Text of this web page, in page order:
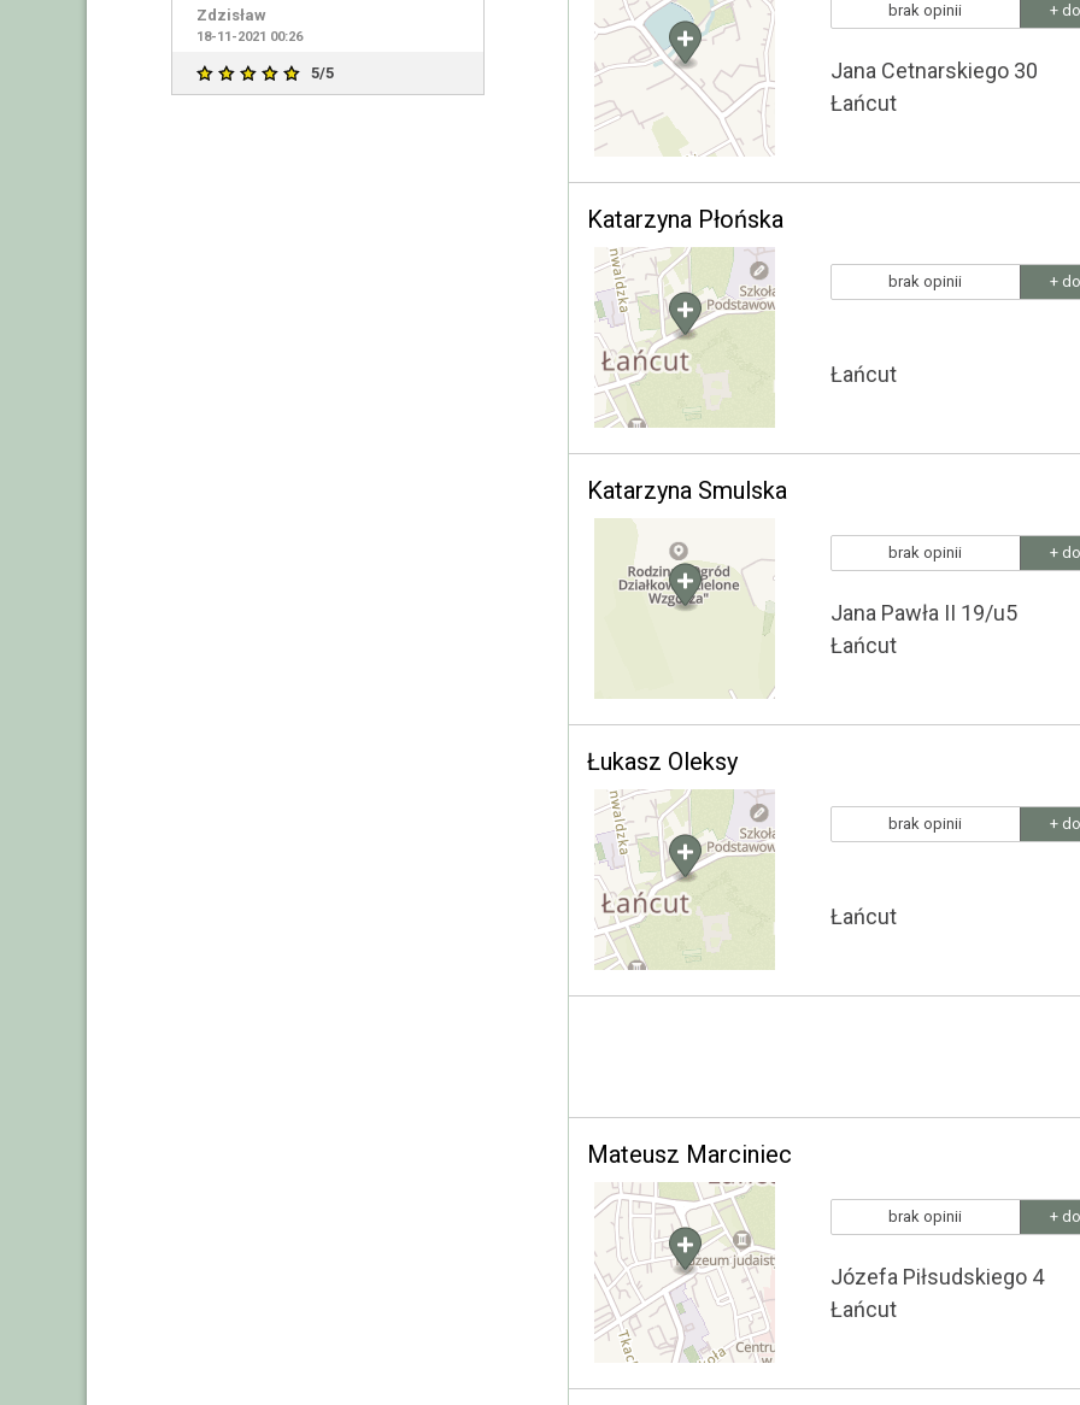
brak opinii +
Jana Cetnarskiego 30
Łańcut
Katarzyna Płońska
brak opinii +
Łańcut
Katarzyna Smulska
brak opinii +
Jana Pawła II 19/u5
Łańcut
Łukasz Oleksy
brak opinii +
Łańcut
Mateusz Marciniec
brak opinii +
Józefa Piłsudskiego 4
Łańcut
Zdzisław
18-11-2021 00:26
5/5